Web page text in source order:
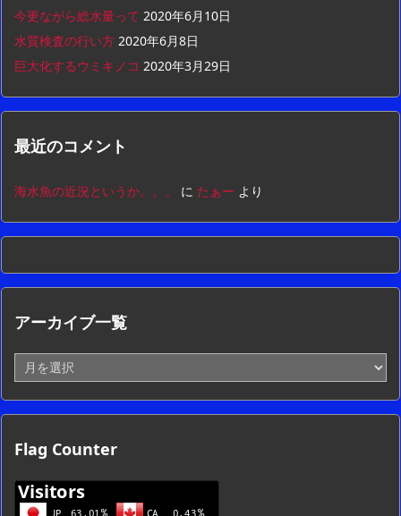
今更ながら総水量って 2020年6月10日
水質検査の行い方 2020年6月8日
巨大化するウミキノコ 2020年3月29日
最近のコメント
海水魚の近況というか。。。 に たぁー より
アーカイブ一覧
ー
カ
イ
一
Flag Counter